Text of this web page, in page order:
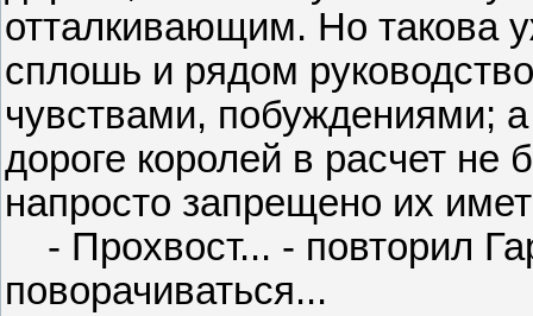
отталкивающим. Но такова
сплошь и рядом
чувствами, побуждениями;
дороге королей в расчет не
напросто запрещено их
- Прохвост... - повторил
поворачиваться...